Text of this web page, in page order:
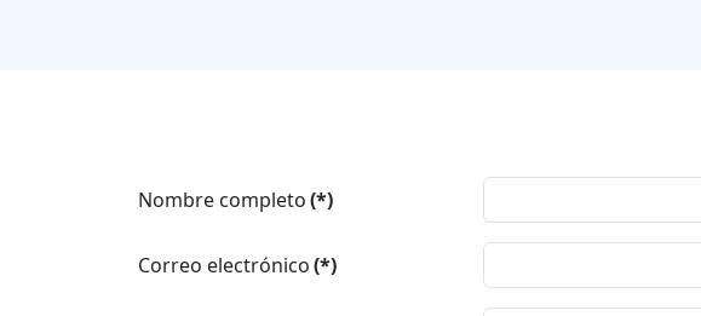
Nombre completo(*)
Correo electrónico(*)